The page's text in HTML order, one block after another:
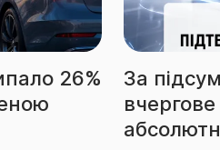
СГ «ТАС»
Збори
Більше